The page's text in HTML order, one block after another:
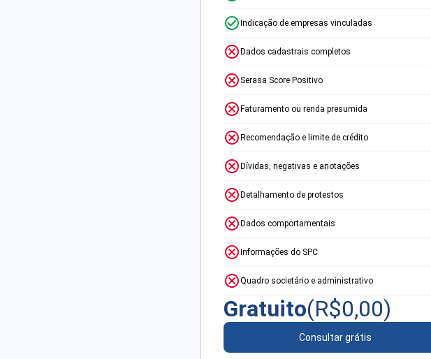
Indicação de empresas vinculadas
Dados cadastrais completos
Serasa Score Positivo
Faturamento ou renda presumida
Recomendação e limite de crédito
Dívidas, negativas e anotações
Detalhamento de protestos
Dados comportamentais
Informações do SPC
Quadro societário e administrativo
Gratuito(R$0,00)
Consultar grátis